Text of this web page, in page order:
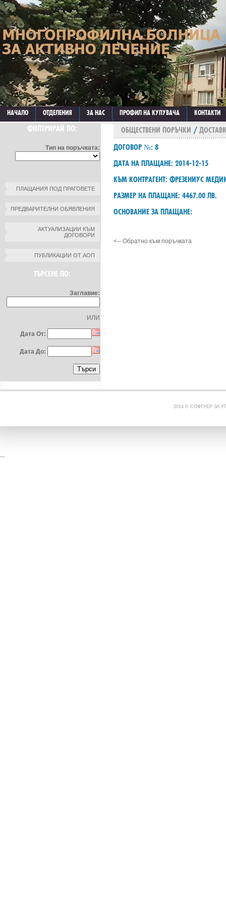
НАЧАЛО ОТДЕЛЕНИЯ ЗА НАС ПРОФИЛ НА КУПУВАЧА КОНТАКТИ
ФИЛТРИРАЙ ПО:
Тип на поръчката:
ПЛАЩАНИЯ ПОД ПРАГОВЕТЕ
ПРЕДВАРИТЕЛНИ ОБЯВЛЕНИЯ
АКТУАЛИЗАЦИИ КЪМ
ДОГОВОРИ
ПУБЛИКАЦИИ ОТ АОП
ТЪРСЕНЕ ПО:
Заглавие:
ИЛИ
Дата От:
Дата До:
ОБЩЕСТВЕНИ ПОРЪЧКИ /
ДОГОВОР №: 8
ДАТА НА ПЛАЩАНЕ: 2014-12-15
КЪМ КОНТРАГЕНТ: ФРЕЗЕНИУС
РАЗМЕР НА ПЛАЩАНЕ: 4467.00 ЛВ.
ОСНОВАНИЕ ЗА ПЛАЩАНЕ:
<-- Обратно към поръчката
2014 © СОФТУЕР ЗА